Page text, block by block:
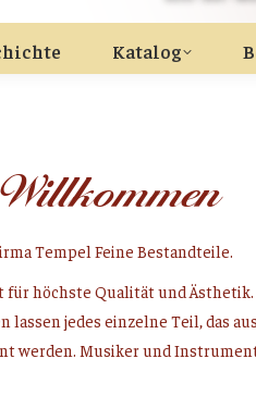
Katalog
Tempel Feine Bestandteile.
für höchste Qualität und
lassen jedes einzelne Teil, das
werden. Musiker und